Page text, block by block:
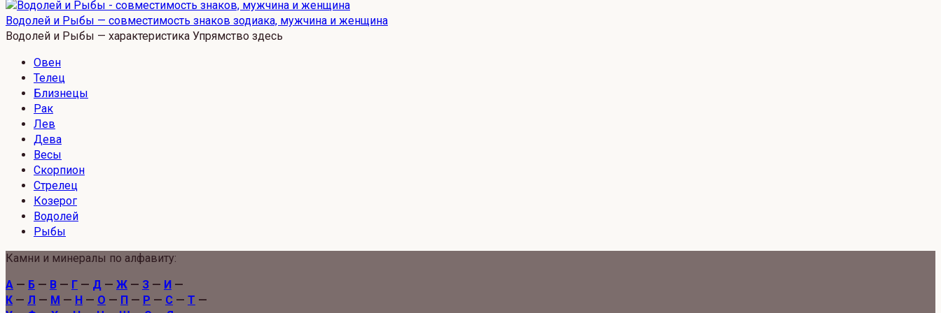
Водолей и Рыбы — совместимость знаков зодиака, мужчина и женщина
Водолей и Рыбы — характеристика Упрямство здесь
Овен
Телец
Близнецы
Рак
Лев
Дева
Весы
Скорпион
Стрелец
Козерог
Водолей
Рыбы
Камни и минералы по алфавиту:
А — Б — В — Г — Д — Ж — З — И —
К — Л — М — Н — О — П — Р — С — Т —